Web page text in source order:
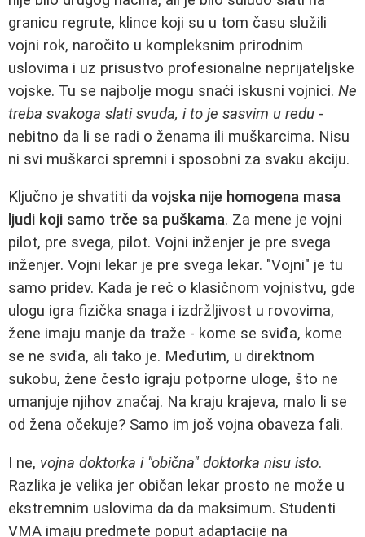
granicu regrute, klince koji su u tom času služili
vojni rok, naročito u kompleksnim prirodnim
uslovima i uz prisustvo profesionalne neprijateljske
vojske. Tu se najbolje mogu snaći iskusni vojnici. Ne
treba svakoga slati svuda, i to je sasvim u redu -
nebitno da li se radi o ženama ili muškarcima. Nisu
ni svi muškarci spremni i sposobni za svaku akciju.
Ključno je shvatiti da vojska nije homogena masa
ljudi koji samo trče sa puškama. Za mene je vojni
pilot, pre svega, pilot. Vojni inženjer je pre svega
inženjer. Vojni lekar je pre svega lekar. "Vojni" je tu
samo pridev. Kada je reč o klasičnom vojnistvu, gde
ulogu igra fizička snaga i izdržljivost u rovovima,
žene imaju manje da traže - kome se sviđa, kome
se ne sviđa, ali tako je. Međutim, u direktnom
sukobu, žene često igraju potporne uloge, što ne
umanjuje njihov značaj. Na kraju krajeva, malo li se
od žena očekuje? Samo im još vojna obaveza fali.
I ne, vojna doktorka i "obična" doktorka nisu isto.
Razlika je velika jer običan lekar prosto ne može u
ekstremnim uslovima da da maksimum. Studenti
VMA imaju predmete poput adaptacije na